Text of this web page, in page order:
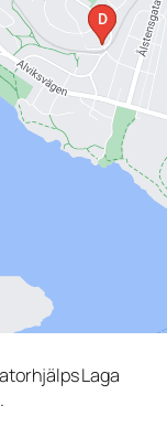
Laga